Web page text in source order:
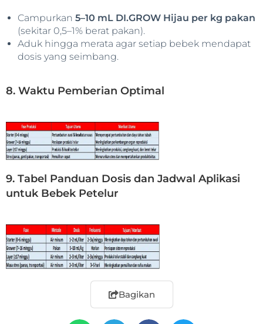
Campurkan 5–10 mL DI.GROW Hijau per kg pakan
(sekitar 0,5–1% berat pakan).
Aduk hingga merata agar setiap bebek mendapat
dosis yang seimbang.
8. Waktu Pemberian Optimal
9. Tabel Panduan Dosis dan Jadwal Aplikasi
untuk Bebek Petelur
Bagikan